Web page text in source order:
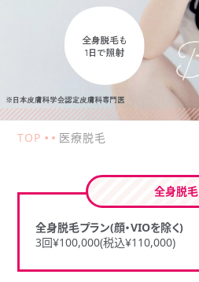
TOP 医療脱毛
全身脱毛
全身脱毛プラン(顔・VIOを除く)
3回¥100,000(税込¥110,000)